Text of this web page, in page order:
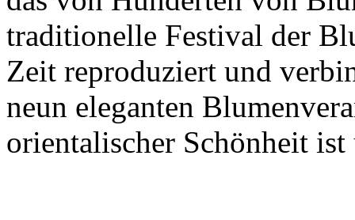
traditionelle Festival der
Zeit reproduziert und
neun eleganten
orientalischer Schönheit